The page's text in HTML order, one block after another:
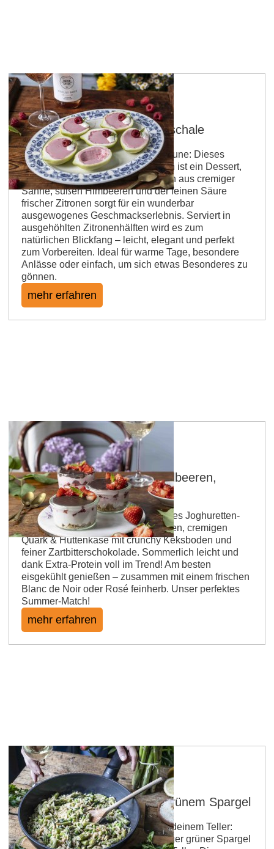
Himbeer Posset in Zitronenschale
Samtig, frisch und voller Sommerlaune: Dieses
Himbeer‑Posset in Zitronenschalen ist ein Dessert,
das sofort verführt. Die Kombination aus cremiger
Sahne, süßen Himbeeren und der feinen Säure
frischer Zitronen sorgt für ein wunderbar
ausgewogenes Geschmackserlebnis. Serviert in
ausgehöhlten Zitronenhälften wird es zum
natürlichen Blickfang – leicht, elegant und perfekt
zum Vorbereiten. Ideal für warme Tage, besondere
Anlässe oder einfach, um sich etwas Besonderes zu
gönnen.
mehr erfahren
Joghuretten Dessert mit Erdbeeren,
Hüttenkäse & Schoko
Dessert-Liebe für heiße Tage: Dieses Joghuretten-
Dessert kombiniert frische Erdbeeren, cremigen
Quark & Hüttenkäse mit crunchy Keksboden und
feiner Zartbitterschokolade. Sommerlich leicht und
dank Extra-Protein voll im Trend! Am besten
eisgekühlt genießen – zusammen mit einem frischen
Blanc de Noir oder Rosé feinherb. Unser perfektes
Summer-Match!
mehr erfahren
Zitronen-Orzo-Pfanne mit grünem Spargel
Frühling in Rheinhessen - und auf deinem Teller:
zitronig-frische Orzo-Pasta, knackiger grüner Spargel